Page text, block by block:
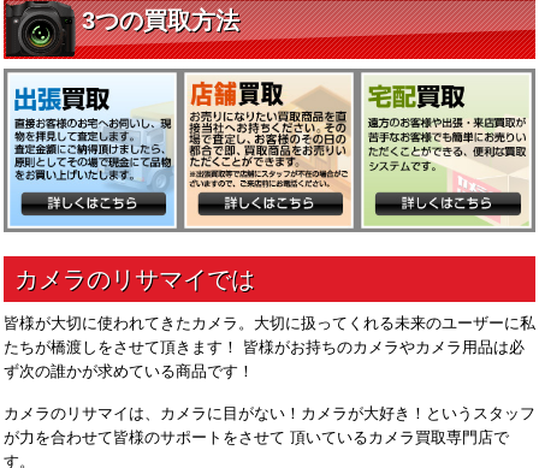
皆様が大切に使われてきたカメラ。大切に扱ってくれる未来のユーザーに私
たちが橋渡しをさせて頂きます！ 皆様がお持ちのカメラやカメラ用品は必
ず次の誰かが求めている商品です！
カメラのリサマイは、カメラに目がない！カメラが大好き！というスタッフ
が力を合わせて皆様のサポートをさせて 頂いているカメラ買取専門店で
す。